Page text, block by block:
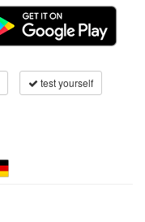
test yourself